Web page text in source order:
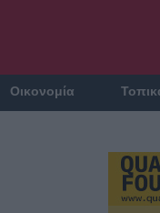
Οικονομία